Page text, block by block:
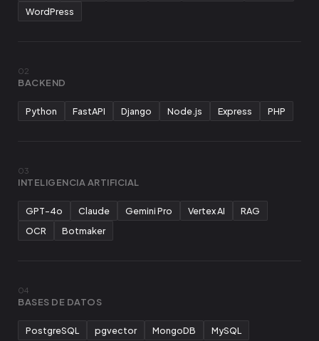
WordPress
02
BACKEND
Python FastAPI Django Node.js Express PHP
03
INTELIGENCIA ARTIFICIAL
GPT-4o Claude Gemini Pro Vertex AI
RAG
OCR
Botmaker
04
BASES DE DATOS
PostgreSQL pgvector MongoDB MySQL